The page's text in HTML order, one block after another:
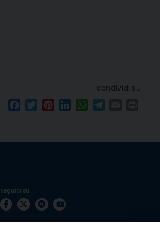
condividi su
FacebookTwitterPinterestLinkedInWhatsApp
seguici su